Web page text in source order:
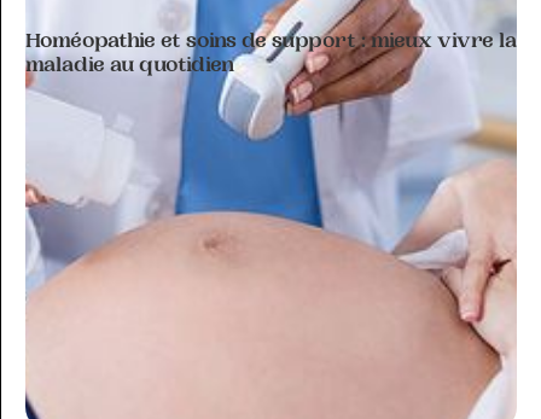
ARTICLE À THÉMATIQUE
Homéopathie et soins de support : mieux vivre la
maladie au quotidien